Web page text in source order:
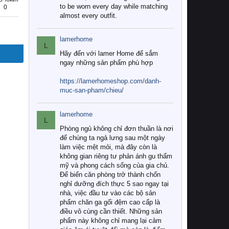
0
to be worn every day while matching
almost every outfit.
L
lamerhome
Hãy đến với lamer Home để sắm
ngay những sản phẩm phù hợp
https://lamerhomeshop.com/danh-
muc-san-pham/chieu/
L
lamerhome
Phòng ngủ không chỉ đơn thuần là nơi
để chúng ta ngả lưng sau một ngày
làm việc mệt mỏi, mà đây còn là
không gian riêng tư phản ánh gu thẩm
mỹ và phong cách sống của gia chủ.
Để biến căn phòng trở thành chốn
nghỉ dưỡng đích thực 5 sao ngay tại
nhà, việc đầu tư vào các bộ sản
phẩm chăn ga gối đệm cao cấp là
điều vô cùng cần thiết. Những sản
phẩm này không chỉ mang lại cảm